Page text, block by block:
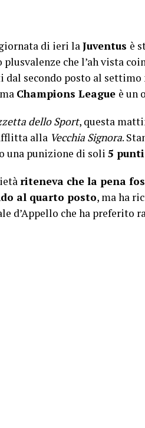
di ieri laJuventus è
plusvalenze che l’ah vista
dal secondo posto al
Champions League è un
dello Sport, questa
alla Vecchia Signora.
una punizione di soli 5 punti
riteneva che la pena
al quarto posto, ma ha
d’Appello che ha preferito